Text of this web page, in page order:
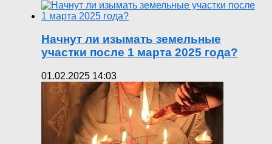
Начнут ли изымать земельные
участки после 1 марта 2025 года?
01.02.2025 14:03